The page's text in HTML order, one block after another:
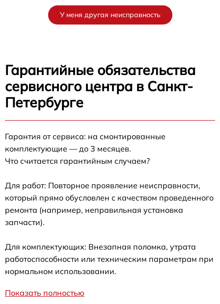
У меня другая неисправность
Гарантийные обязательства
сервисного центра в Санкт-
Петербурге
Гарантия от сервиса: на смонтированные
комплектующие — до 3 месяцев.
Что считается гарантийным случаем?
Для работ: Повторное проявление неисправности,
который прямо обусловлен с качеством проведенного
ремонта (например, неправильная установка
запчасти).
Для комплектующих: Внезапная поломка, утрата
работоспособности или техническим параметрам при
нормальном использовании.
Показать полностью